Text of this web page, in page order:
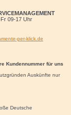
09-17 Uhr
per-klick.de
Kundennummer für uns
Auskünfte nur
Deutsche